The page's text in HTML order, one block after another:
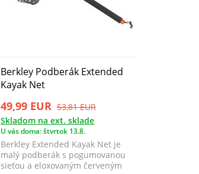
Berkley Podberák Extended
Kayak Net
49,99 EUR 53,81 EUR
Skladom na ext. sklade
U vás doma: štvrtok 13.8.
Berkley Extended Kayak Net je
malý podberák s pogumovanou
sieťou a eloxovaným červeným